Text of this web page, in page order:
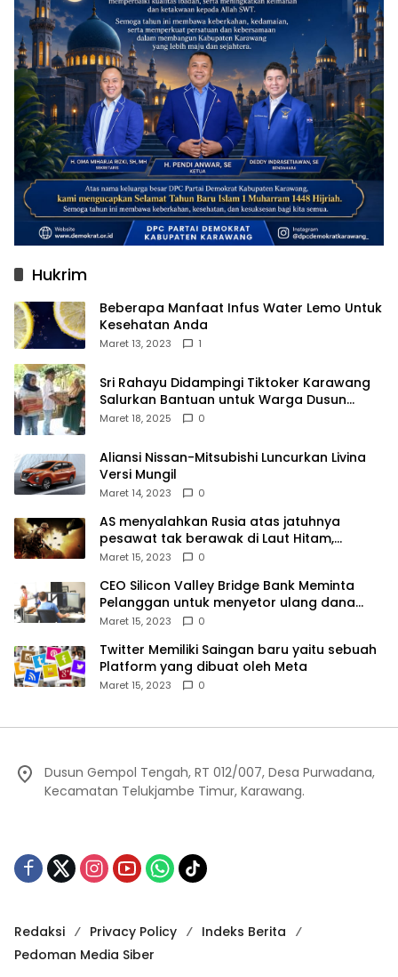
Hukrim
Beberapa Manfaat Infus Water Lemo Untuk
Kesehatan Anda
Maret 13, 2023 1
Sri Rahayu Didampingi Tiktoker Karawang
Salurkan Bantuan untuk Warga Dusun
Kampek Desa Karangligar
Maret 18, 2025 0
Aliansi Nissan-Mitsubishi Luncurkan Livina
Versi Mungil
Maret 14, 2023 0
AS menyalahkan Rusia atas jatuhnya
pesawat tak berawak di Laut Hitam,
Moskow menyangkal
Maret 15, 2023 0
CEO Silicon Valley Bridge Bank Meminta
Pelanggan untuk menyetor ulang dana
Mereka
Maret 15, 2023 0
Twitter Memiliki Saingan baru yaitu sebuah
Platform yang dibuat oleh Meta
Maret 15, 2023 0
Dusun Gempol Tengah, RT 012/007, Desa Purwadana,
Kecamatan Telukjambe Timur, Karawang.
Redaksi Privacy Policy
Indeks Berita
Pedoman Media Siber